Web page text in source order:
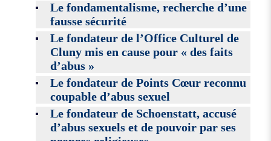
Le fondamentalisme, recherche d’une
fausse sécurité
Le fondateur de l’Office Culturel de
Cluny mis en cause pour « des faits
d’abus »
Le fondateur de Points Cœur reconnu
coupable d’abus sexuel
Le fondateur de Schoenstatt, accusé
d’abus sexuels et de pouvoir par ses